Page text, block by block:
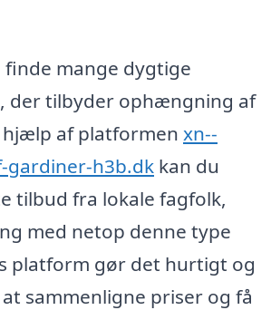
finde mange dygtige
der tilbyder ophængning af
hjælp af platformen xn--
gardiner-h3b.dk kan du
tilbud fra lokale fagfolk,
med netop denne type
platform gør det hurtigt og
sammenligne priser og få